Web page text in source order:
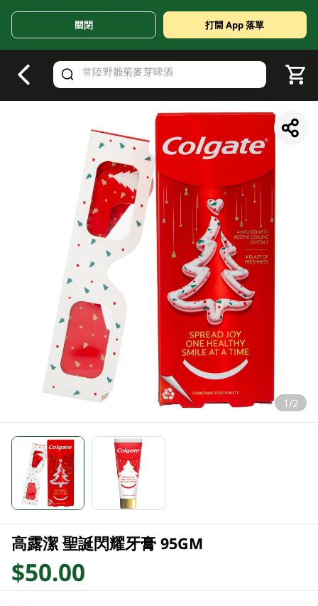
Valid Until 30 June 2026
關閉 打開 App 落單
1/2
高露潔 聖誕閃耀牙膏 95GM
$50.00